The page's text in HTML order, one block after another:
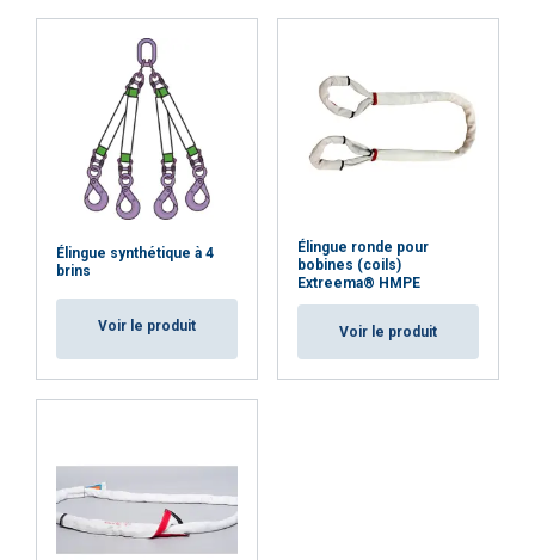
Élingue synthétique à 4
brins
Voir le produit
Élingue ronde pour
bobines (coils)
Extreema® HMPE
Voir le produit